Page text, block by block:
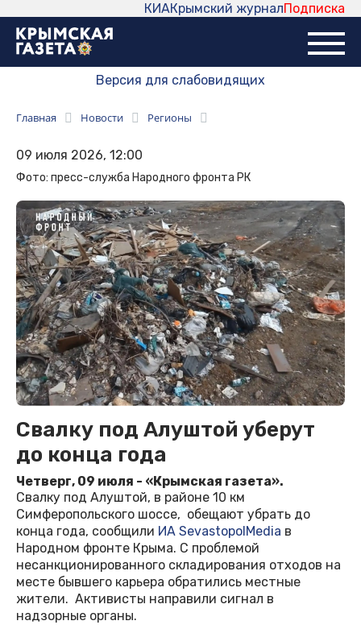
Подписка
Крымский журнал
КИА
Версия для слабовидящих
Главная Новости Регионы
09 июля 2026, 12:00
Фото: пресс-служба Народного фронта РК
Свалку под Алуштой уберут
до конца года
Четверг, 09 июля - «Крымская газета».
Свалку под Алуштой, в районе 10 км
Симферопольского шоссе, обещают убрать до
конца года, сообщили ИА SevastopolMedia в
Народном фронте Крыма. С проблемой
несанкционированного складирования отходов на
месте бывшего карьера обратились местные
жители. Активисты направили сигнал в
надзорные органы.